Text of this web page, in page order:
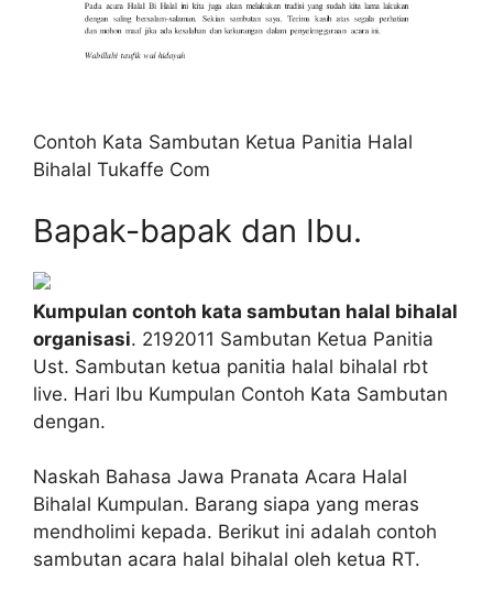
Contoh Kata Sambutan Ketua Panitia Halal
Bihalal Tukaffe Com
Bapak-bapak dan Ibu.
Kumpulan contoh kata sambutan halal bihalal
organisasi. 2192011 Sambutan Ketua Panitia
Ust. Sambutan ketua panitia halal bihalal rbt
live. Hari Ibu Kumpulan Contoh Kata Sambutan
dengan.
Naskah Bahasa Jawa Pranata Acara Halal
Bihalal Kumpulan. Barang siapa yang meras
mendholimi kepada. Berikut ini adalah contoh
sambutan acara halal bihalal oleh ketua RT.